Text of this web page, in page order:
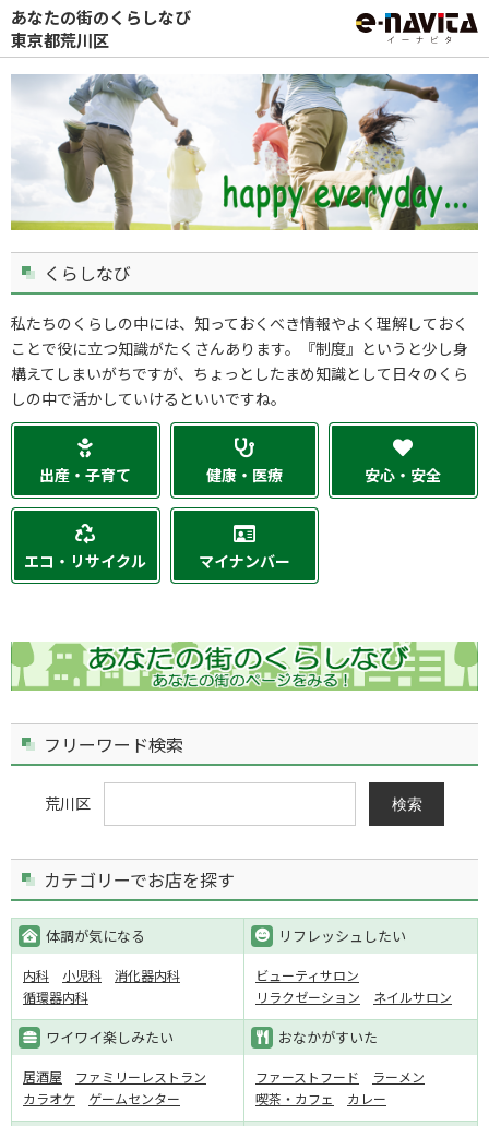
あなたの街のくらしなび
東京都荒川区
くらしなび
私たちのくらしの中には、知っておくべき情報やよく理解しておく
ことで役に立つ知識がたくさんあります。『制度』というと少し身
構えてしまいがちですが、ちょっとしたまめ知識として日々のくら
しの中で活かしていけるといいですね。
出産・子育て 健康・医療 安心・安全
エコ・リサイクル マイナンバー
フリーワード検索
荒川区 検索
カテゴリーでお店を探す
体調が気になる
内科 小児科
消化器内科
循環器内科
リフレッシュしたい
ビューティサロン
リラクゼーション
ネイルサロン
ワイワイ楽しみたい
居酒屋
ファミリーレストラン
カラオケ
ゲームセンター
おなかがすいた
ファーストフード
ラーメン
喫茶・カフェ
カレー